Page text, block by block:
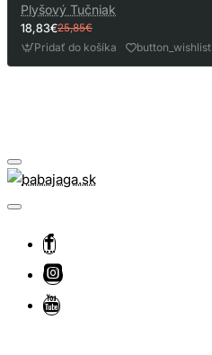
Plyšový Tučniak
18,83€25,85€
Pridať do košíka button_wishlist